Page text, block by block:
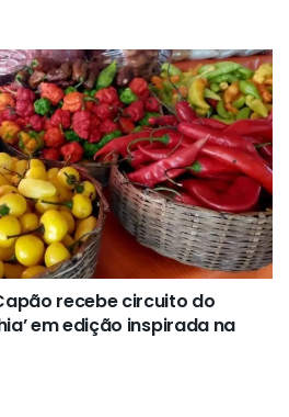
recebe circuito do
em edição inspirada na